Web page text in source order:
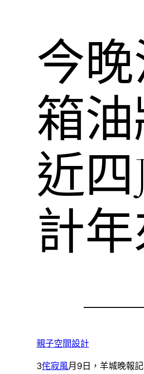
今
箱
近
計
親子空間設計
3侘寂風月9日，羊城晚報